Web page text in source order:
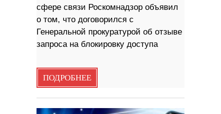
сфере связи Роскомнадзор объявил
о том, что договорился с
Генеральной прокуратурой об отзыве
запроса на блокировку доступа
ПОДРОБНЕЕ